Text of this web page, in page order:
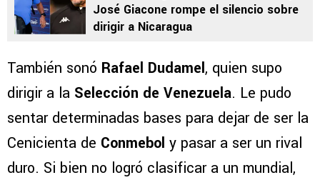
José Giacone rompe el silencio sobre
dirigir a Nicaragua
También sonó Rafael Dudamel, quien supo
dirigir a la Selección de Venezuela. Le pudo
sentar determinadas bases para dejar de ser la
Cenicienta de Conmebol y pasar a ser un rival
duro. Si bien no logró clasificar a un mundial,